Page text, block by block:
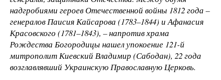
надгробиями героев Отечественной войны 1812 года –
генералов Паисия Кайсарова (1783–1844) и Афанасия
Красовского (1781–1843), – напротив храма
Рождества Богородицы нашел упокоение 121-й
митрополит Киевский Владимир (Сабодан), 22 года
возглавлявший Украинскую Православную Церковь.